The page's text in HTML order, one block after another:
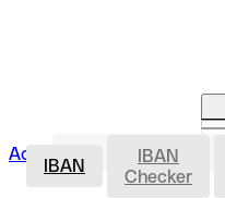
Accedi Avvia la procedura
IBAN
IBAN
Checker